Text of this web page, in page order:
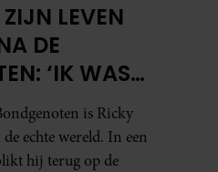
LEVEN
DE
‘IK WAS
is Ricky
echte wereld. In een
hij terug op de